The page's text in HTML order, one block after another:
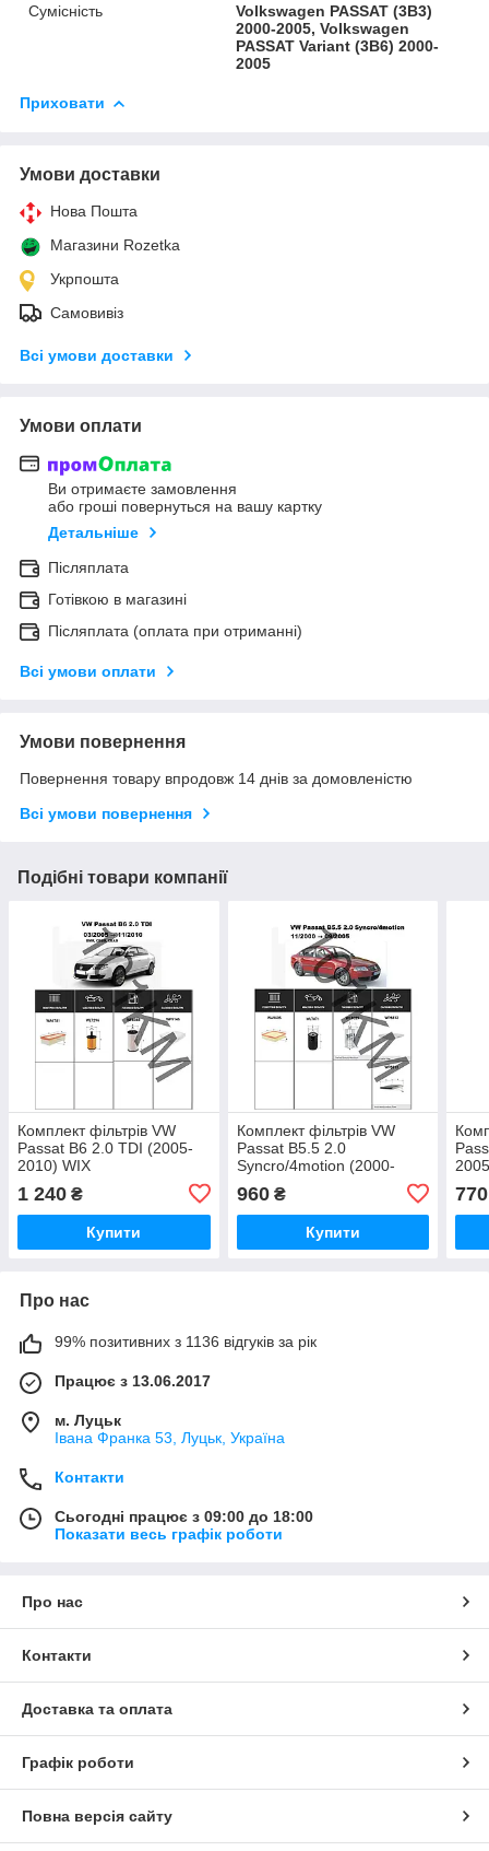
Сумісність
Volkswagen PASSAT (3B3)
2000-2005, Volkswagen
PASSAT Variant (3B6) 2000-
2005
Приховати
Умови доставки
Нова Пошта
Магазини Rozetka
Укрпошта
Самовивіз
Всі умови доставки
Умови оплати
Ви отримаєте замовлення
або гроші повернуться на вашу картку
Детальніше
Післяплата
Готівкою в магазині
Післяплата (оплата при отриманні)
Всі умови оплати
Умови повернення
Повернення товару впродовж 14 днів за домовленістю
Всі умови повернення
Подібні товари компанії
Комплект фільтрів VW
Passat B6 2.0 TDI (2005-
2010) WIX
1 240 ₴
Купити
Комплект фільтрів VW
Passat B5.5 2.0
Syncro/4motion (2000-
960₴
Купити
770
Про нас
99% позитивних з 1136 відгуків за рік
Працює з 13.06.2017
м. Луцьк
Івана Франка 53, Луцьк, Україна
Контакти
Сьогодні працює з 09:00 до 18:00
Показати весь графік роботи
Про нас
Контакти
Доставка та оплата
Графік роботи
Повна версія сайту